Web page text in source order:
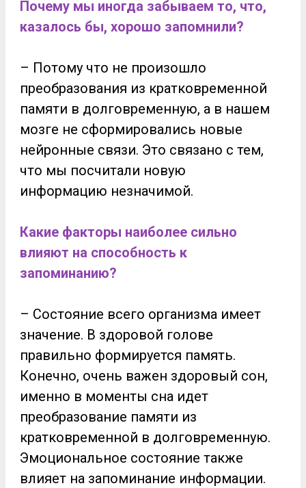
Почему мы иногда забываем то, что,
казалось бы, хорошо запомнили?
– Потому что не произошло
преобразования из кратковременной
памяти в долговременную, а в нашем
мозге не сформировались новые
нейронные связи. Это связано с тем,
что мы посчитали новую
информацию незначимой.
Какие факторы наиболее сильно
влияют на способность к
запоминанию?
– Состояние всего организма имеет
значение. В здоровой голове
правильно формируется память.
Конечно, очень важен здоровый сон,
именно в моменты сна идет
преобразование памяти из
кратковременной в долговременную.
Эмоциональное состояние также
влияет на запоминание информации.